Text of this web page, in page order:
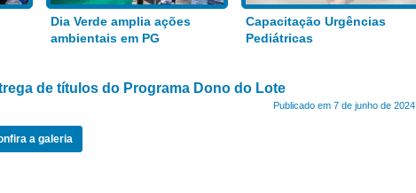
Dia Verde amplia ações
ambientais em PG
Capacitação Urgências
Pediátricas
de títulos do Programa Dono do Lote
Publicado em 7 de junho de 2024
a galeria